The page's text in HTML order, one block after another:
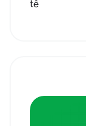
tế